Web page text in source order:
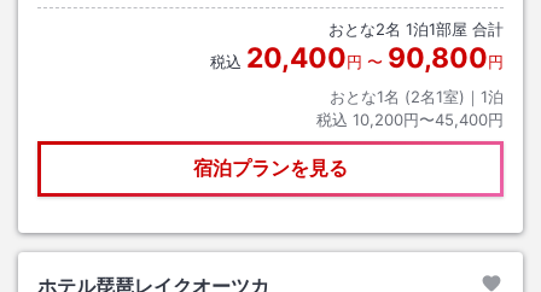
時までと、午後3時から午後5時までです
おとな2名 1泊1部屋 合計
税込 20,400円 〜 90,800円
おとな1名 (2名1室)｜ 1泊
税込 10,200円〜45,400円
宿泊プランを見る
ホテル琵琶レイクオーツカ